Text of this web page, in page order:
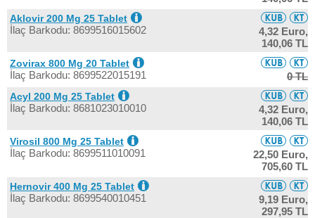
Aklovir 200 Mg 25 Tablet
İlaç Barkodu: 8699516015602
4,32 Euro,
140,06 TL
Zovirax 800 Mg 20 Tablet
İlaç Barkodu: 8699522015191 0 TL
Acyl 200 Mg 25 Tablet
İlaç Barkodu: 8681023010010
4,32 Euro,
140,06 TL
Virosil 800 Mg 25 Tablet
İlaç Barkodu: 8699511010091
22,50 Euro,
705,60 TL
Hernovir 400 Mg 25 Tablet
İlaç Barkodu: 8699540010451
9,19 Euro,
297,95 TL